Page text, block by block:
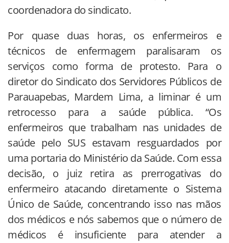
coordenadora do sindicato.
Por quase duas horas, os enfermeiros e
técnicos de enfermagem paralisaram os
serviços como forma de protesto. Para o
diretor do Sindicato dos Servidores Públicos de
Parauapebas, Mardem Lima, a liminar é um
retrocesso para a saúde pública. “Os
enfermeiros que trabalham nas unidades de
saúde pelo SUS estavam resguardados por
uma portaria do Ministério da Saúde. Com essa
decisão, o juiz retira as prerrogativas do
enfermeiro atacando diretamente o Sistema
Único de Saúde, concentrando isso nas mãos
dos médicos e nós sabemos que o número de
médicos é insuficiente para atender a